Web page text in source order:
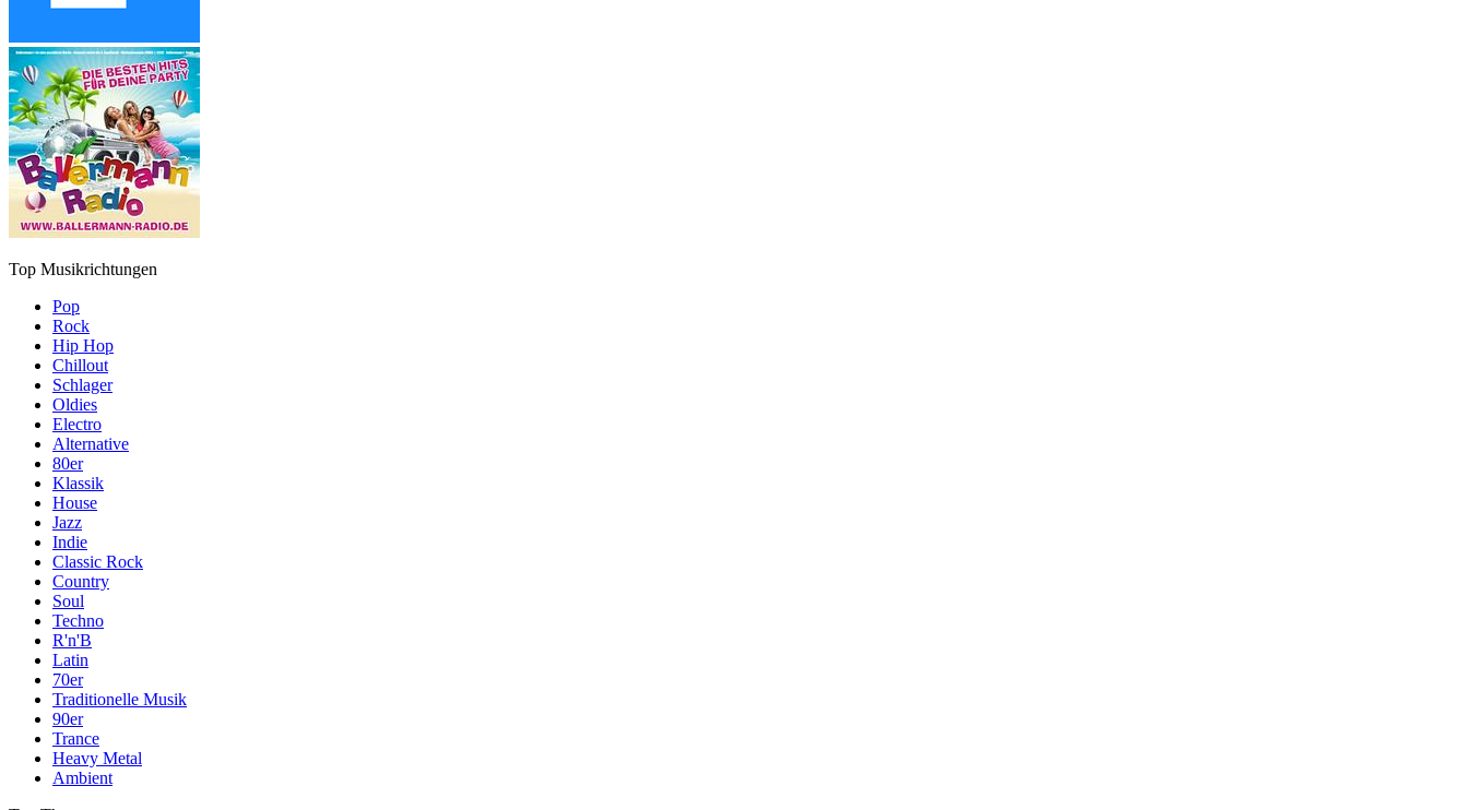
Top Musikrichtungen
Pop
Rock
Hip Hop
Chillout
Schlager
Oldies
Electro
Alternative
80er
Klassik
House
Jazz
Indie
Classic Rock
Country
Soul
Techno
R'n'B
Latin
70er
Traditionelle Musik
90er
Trance
Heavy Metal
Ambient